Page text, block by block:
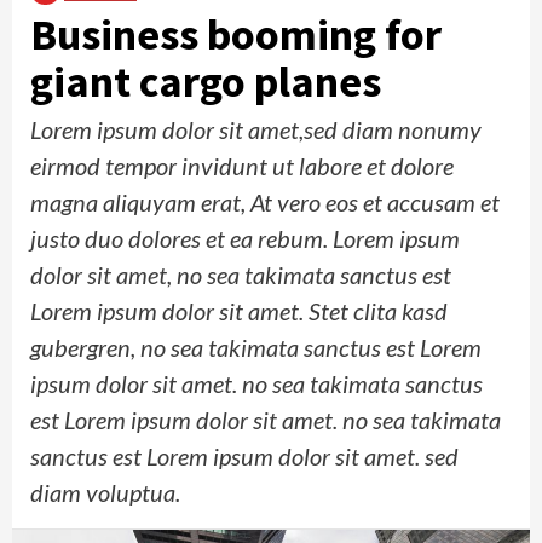
Business booming for
giant cargo planes
Lorem ipsum dolor sit amet,sed diam nonumy
eirmod tempor invidunt ut labore et dolore
magna aliquyam erat, At vero eos et accusam et
justo duo dolores et ea rebum. Lorem ipsum
dolor sit amet, no sea takimata sanctus est
Lorem ipsum dolor sit amet. Stet clita kasd
gubergren, no sea takimata sanctus est Lorem
ipsum dolor sit amet. no sea takimata sanctus
est Lorem ipsum dolor sit amet. no sea takimata
sanctus est Lorem ipsum dolor sit amet. sed
diam voluptua.